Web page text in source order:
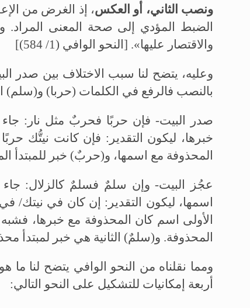
ونصب الثاني، أو العكس، إذ الغرض من
الضبط المؤدي إلى صحة المعنى المراد.
والاقتصار عليها». [النحو الوافي (1/ 584)]
وعليه، يتضح لنا سبب الاختلاف بين صدر
بالنصب فالرفع في الكلمات (حربا) و(سلم)
صدر البيت- فإن حربًا فحربٌ مثل نار:
خبرها، ليكون التقدير: فإن كانت نيتُّك
المحذوفة مع اسمها، و(حربٌ) خبر للمبتدأ
عجُز البيت- وإن سلمٌ فسلمٌ كالزلال:
اسمها، ليكون التقدير: إن كان في نيتك/
الأولى اسم كان المحذوفة مع خبرها،
المحذوفة. و(سلمٌ) الثانية هي خبر لمبتدأ
ومما نقلناه من النحو الوافي يتضح لنا
أربعة إمكانيات للتشكيل على النحو التالي: